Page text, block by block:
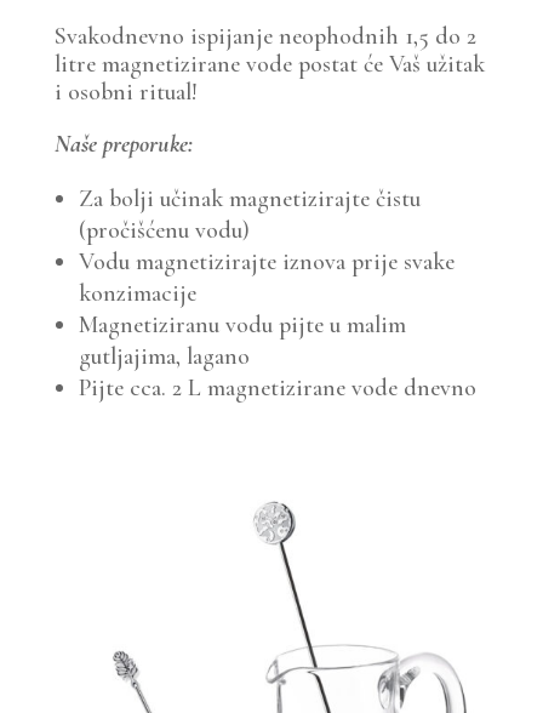
Svakodnevno ispijanje neophodnih 1,5 do 2
litre magnetizirane vode postat će Vaš užitak
i osobni ritual!
Naše preporuke:
Za bolji učinak magnetizirajte čistu
(pročišćenu vodu)
Vodu magnetizirajte iznova prije svake
konzimacije
Magnetiziranu vodu pijte u malim
gutljajima, lagano
Pijte cca. 2 L magnetizirane vode dnevno